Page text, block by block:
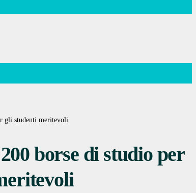
gli studenti meritevoli
borse di studio per